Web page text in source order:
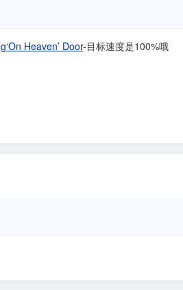
Heaven’ Door-目标速度是100%哦